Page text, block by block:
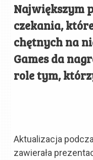
Największym
czekania,
chętnych na
Games da
role tym,
Aktualizacja
zawierała